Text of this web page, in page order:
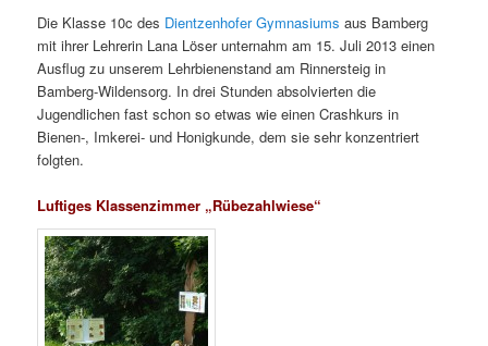
Die Klasse 10c des Dientzenhofer Gymnasiums aus Bamberg
mit ihrer Lehrerin Lana Löser unternahm am 15. Juli 2013 einen
Ausflug zu unserem Lehrbienenstand am Rinnersteig in
Bamberg-Wildensorg. In drei Stunden absolvierten die
Jugendlichen fast schon so etwas wie einen Crashkurs in
Bienen-, Imkerei- und Honigkunde, dem sie sehr konzentriert
folgten.
Luftiges Klassenzimmer „Rübezahlwiese“